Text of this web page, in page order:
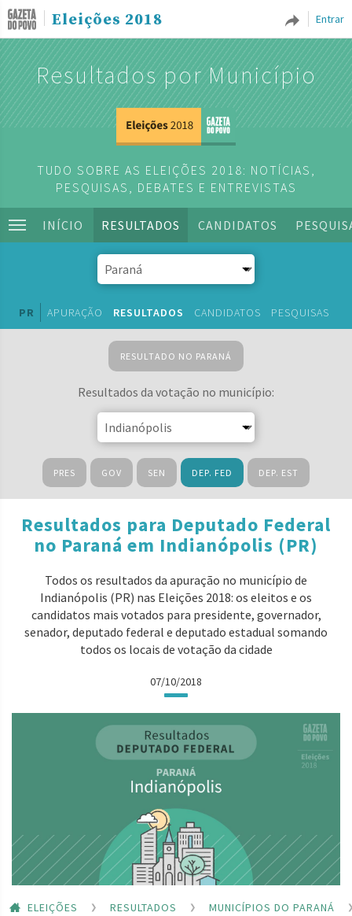
Entrar
Eleições 2018
Resultados por Município
TUDO SOBRE AS ELEIÇÕES 2018: NOTÍCIAS,
PESQUISAS, DEBATES E ENTREVISTAS
INÍCIO RESULTADOS CANDIDATOS
PR APURAÇÃO RESULTADOS CANDIDATOS PESQUISAS
RESULTADO NO PARANÁ
Resultados da votação no município:
PRES GOV SEN DEP. FED DEP. EST
Resultados para Deputado Federal
no Paraná em Indianópolis (PR)
Todos os resultados da apuração no município de
Indianópolis (PR) nas Eleições 2018: os eleitos e os
candidatos mais votados para presidente, governador,
senador, deputado federal e deputado estadual somando
todos os locais de votação da cidade
07/10/2018
ELEIÇÕES RESULTADOS
MUNICÍPIOS DO PARANÁ